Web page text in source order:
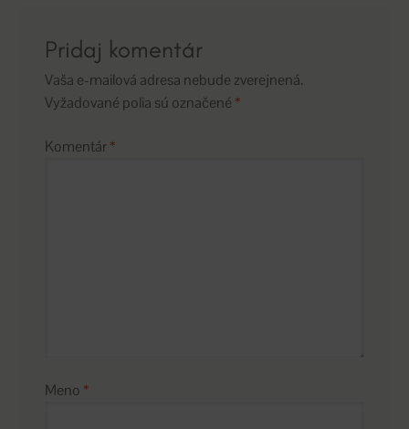
Pridaj komentár
Vaša e-mailová adresa nebude zverejnená.
Vyžadované polia sú označené *
Komentár*
Meno *